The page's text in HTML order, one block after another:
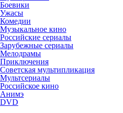
Боевики
Ужасы
Комедии
Музыкальное кино
Российские сериалы
Зарубежные сериалы
Мелодрамы
Приключения
Советская мультипликация
Мультсериалы
Российское кино
Анимэ
DVD